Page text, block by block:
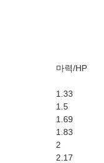
마력/HP
1.33
1.5
1.69
1.83
2
2.17